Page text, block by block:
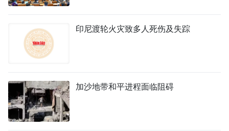
印尼渡轮火灾致多人死伤及失踪
加沙地带和平进程面临阻碍